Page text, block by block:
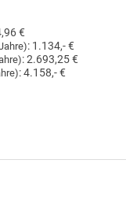
€
: 1.134,- €
:2.693,25 €
:4.158,- €